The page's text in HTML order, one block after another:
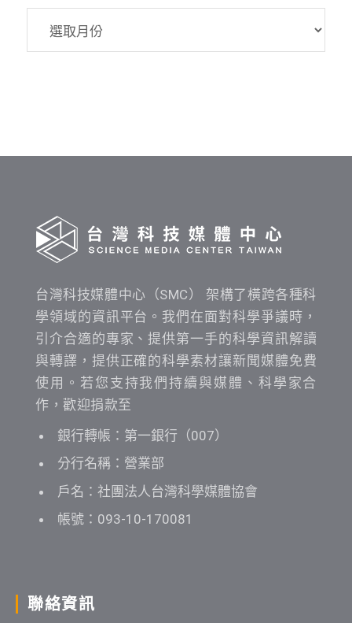
台灣科技媒體中心（SMC） 架構了橫跨各種科
學領域的資訊平台。我們在面對科學爭議時，
引介合適的專家、提供第一手的科學資訊解讀
與轉譯，提供正確的科學素材讓新聞媒體免費
使用。若您支持我們持續與媒體、科學家合
作，歡迎捐款至
銀行轉帳：第一銀行（007）
分行名稱：營業部
戶名：社團法人台灣科學媒體協會
帳號：093-10-170081
聯絡資訊